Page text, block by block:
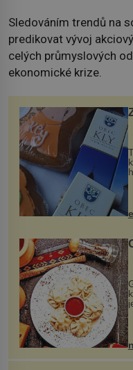
Sledováním trendů na
predikovat vývoj
celých průmyslových
ekonomické krize.